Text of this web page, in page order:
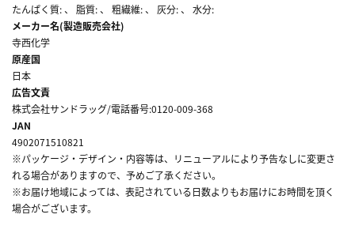
たんぱく質: 、 脂質: 、 粗繊維: 、 灰分: 、 水分:
メーカー名(製造販売会社)
寺西化学
原産国
日本
広告文責
株式会社サンドラッグ/電話番号:0120-009-368
JAN
4902071510821
※パッケージ・デザイン・内容等は、リニューアルにより予告なしに変更さ
れる場合がありますので、予めご了承ください。
※お届け地域によっては、表記されている日数よりもお届けにお時間を頂く
場合がございます。